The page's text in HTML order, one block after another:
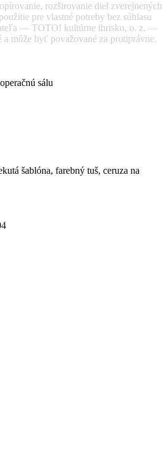
rozširovanie diel zverejnených
pre vlastné potreby bez súhlasu
— TOTO! kultúrne ihrisko, o. z. —
a môže byť považované za protiprávne.
sálu
šablóna, farebný tuš, ceruza na